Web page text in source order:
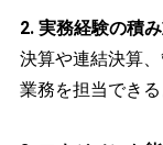
2. 実務経験の積
決算や連結決算
業務を担当でき